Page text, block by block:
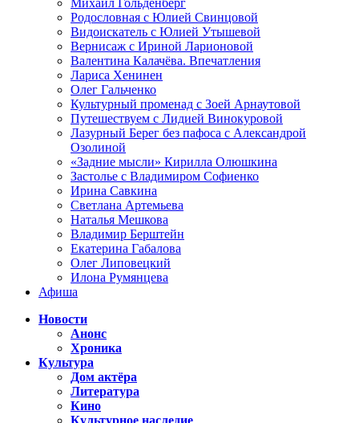
Михаил Гольденберг
Родословная с Юлией Свинцовой
Видоискатель с Юлией Утышевой
Вернисаж с Ириной Ларионовой
Валентина Калачёва. Впечатления
Лариса Хенинен
Олег Гальченко
Культурный променад с Зоей Арнаутовой
Путешествуем с Лидией Винокуровой
Лазурный Берег без пафоса с Александрой
Озолиной
«Задние мысли» Кирилла Олюшкина
Застолье с Владимиром Софиенко
Ирина Савкина
Светлана Артемьева
Наталья Мешкова
Владимир Берштейн
Екатерина Габалова
Олег Липовецкий
Илона Румянцева
Афиша
Новости
Анонс
Хроника
Культура
Дом актёра
Литература
Кино